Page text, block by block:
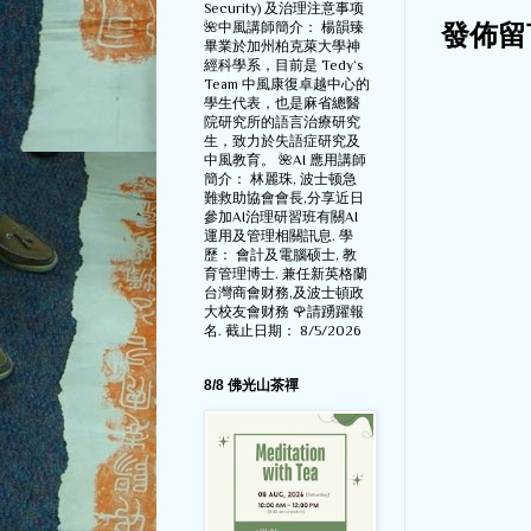
發佈
Security) 及治理注意事项
🌺中風講師簡介： 楊韻臻
畢業於加州柏克萊大學神
經科學系，目前是 Tedy‘s
Team 中風康復卓越中心的
學生代表，也是麻省總醫
院研究所的語言治療研究
生，致力於失語症研究及
中風教育。 🌺AI 應用講師
簡介： 林麗珠, 波士顿急
難救助協會會長,分享近日
參加AI治理研習班有關AI
運用及管理相關訊息. 學
歷： 會計及電腦硕士, 教
育管理博士. 兼任新英格蘭
台灣商會财務,及波士頓政
大校友會财務 🌹請踴躍報
名. 截止日期： 8/5/2026
8/8 佛光山茶禪